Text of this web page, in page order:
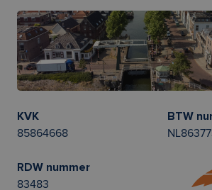
KVK
85864668
BTW
RDW nummer
83483